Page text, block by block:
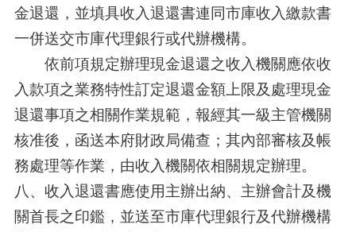
金退還，並填具收入退還書連同市庫收入繳款書
一併送交市庫代理銀行或代辦機構。
依前項規定辦理現金退還之收入機關應依收
入款項之業務特性訂定退還金額上限及處理現金
退還事項之相關作業規範，報經其一級主管機關
核准後，函送本府財政局備查；其內部審核及帳
務處理等作業，由收入機關依相關規定辦理。
八、收入退還書應使用主辦出納、主辦會計及機
關首長之印鑑，並送至市庫代理銀行及代辦機構